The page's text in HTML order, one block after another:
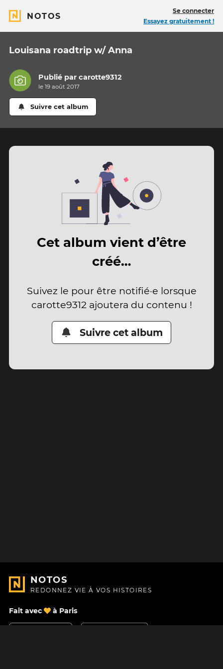
NOTOS
Se connecter
Essayez gratuitement !
Louisana roadtrip w/ Anna
Publié parcarotte9312
le 19 août 2017
Suivre cet album
Cet album vient d’être
créé…
Suivez le pour être notifié·e lorsque
carotte9312 ajoutera du contenu !
Suivre cet album
NOTOS
REDONNEZ VIE À VOS HISTOIRES
Fait avec à Paris